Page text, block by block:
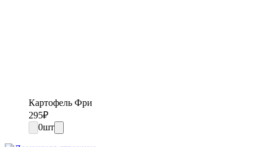
Картофель Фри
295₽
0шт